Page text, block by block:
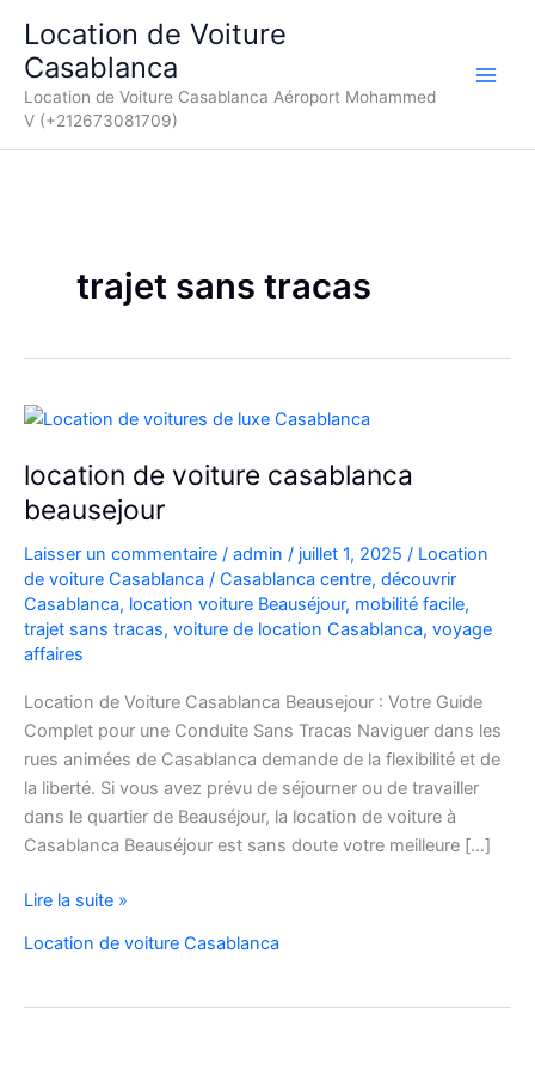
contenu
Location de Voiture
Casablanca
Location de Voiture Casablanca Aéroport Mohammed
V (+212673081709)
trajet sans tracas
location de voiture casablanca
beausejour
Laisser un commentaire / admin / juillet 1, 2025 / Location
de voiture Casablanca / Casablanca centre, découvrir
Casablanca, location voiture Beauséjour, mobilité facile,
trajet sans tracas, voiture de location Casablanca, voyage
affaires
Location de Voiture Casablanca Beausejour : Votre Guide
Complet pour une Conduite Sans Tracas Naviguer dans les
rues animées de Casablanca demande de la flexibilité et de
la liberté. Si vous avez prévu de séjourner ou de travailler
dans le quartier de Beauséjour, la location de voiture à
Casablanca Beauséjour est sans doute votre meilleure […]
location
voiture
beausejour
Lire la suite »
Location de voiture Casablanca